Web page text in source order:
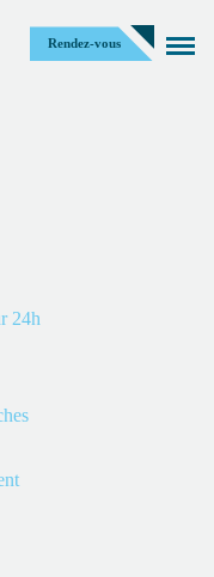
Rendez-vous
24h